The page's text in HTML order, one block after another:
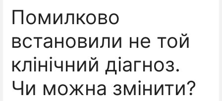
Помилково
встановили не той
клінічний діагноз.
Чи можна змінити?